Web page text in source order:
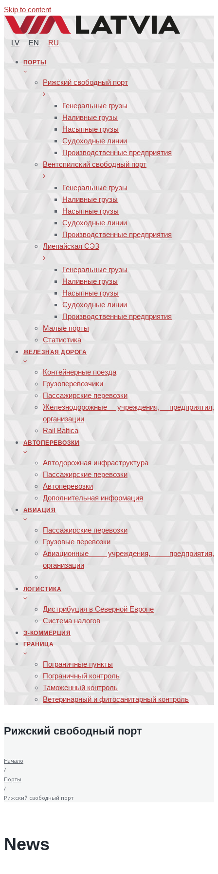
Skip to content
LV EN RU
ПОРТЫ
Рижский свободный порт
Генеральные грузы
Наливные грузы
Насыпные грузы
Судоходные линии
Производственные предприятия
Вентспилский свободный порт
Генеральные грузы
Наливные грузы
Насыпные грузы
Судоходные линии
Производственные предприятия
Лиепайская СЭЗ
Генеральные грузы
Наливные грузы
Насыпные грузы
Судоходные линии
Производственные предприятия
Малые порты
Статистика
ЖЕЛЕЗНАЯ ДОРОГА
Контейнерные поезда
Грузоперевозчики
Пассажирские перевозки
Железнодорожные учреждения, предприятия,
организации
Rail Baltica
АВТОПЕРЕВОЗКИ
Автодорожная инфраструктура
Пассажирские перевозки
Автоперевозки
Дополнительная информация
АВИАЦИЯ
Пассажирские перевозки
Грузовые перевозки
Авиационные учреждения, предприятия,
организации
ЛОГИСТИКА
Дистрибуция в Северной Европе
Система налогов
Э-КОММЕРЦИЯ
ГРАНИЦА
Пограничные пункты
Пограничный контроль
Таможенный контроль
Ветеринарный и фитосанитарный контроль
Рижский свободный порт
Начало
/
Порты
/
Рижский свободный порт
News